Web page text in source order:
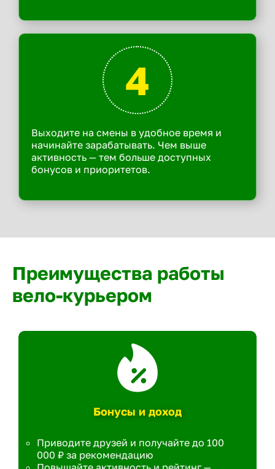
4
Выходите на смены в удобное время и
начинайте зарабатывать. Чем выше
активность — тем больше доступных
бонусов и приоритетов.
Преимущества работы
вело-курьером
Бонусы и доход
Приводите друзей и получайте до 100
000 ₽ за рекомендацию